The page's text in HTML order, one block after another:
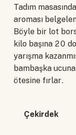
Tadım
aroması
Böyle bir lot
kilo başına 20
yarışma
bambaşka
ötesine fırlar.
Çekirdek